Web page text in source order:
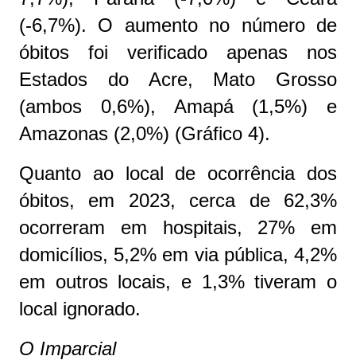
(-6,7%). O aumento no número de
óbitos foi verificado apenas nos
Estados do Acre, Mato Grosso
(ambos 0,6%), Amapá (1,5%) e
Amazonas (2,0%) (Gráfico 4).
Quanto ao local de ocorrência dos
óbitos, em 2023, cerca de 62,3%
ocorreram em hospitais, 27% em
domicílios, 5,2% em via pública, 4,2%
em outros locais, e 1,3% tiveram o
local ignorado.
O Imparcial